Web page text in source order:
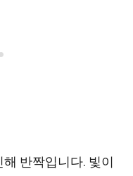
반짝입니다. 빛이